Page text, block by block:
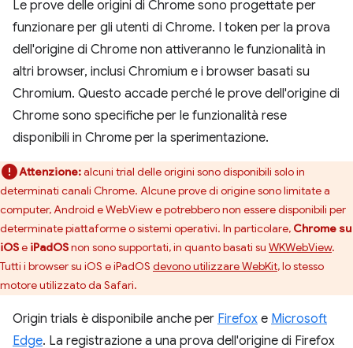
Le prove delle origini di Chrome sono progettate per
funzionare per gli utenti di Chrome. I token per la prova
dell'origine di Chrome non attiveranno le funzionalità in
altri browser, inclusi Chromium e i browser basati su
Chromium. Questo accade perché le prove dell'origine di
Chrome sono specifiche per le funzionalità rese
disponibili in Chrome per la sperimentazione.
Attenzione:alcuni trial delle origini sono disponibili solo in
determinati canali Chrome. Alcune prove di origine sono limitate a
computer, Android e WebView e potrebbero non essere disponibili per
determinate piattaforme o sistemi operativi. In particolare, Chrome su
iOSe iPadOSnon sono supportati, in quanto basati su WKWebView.
Tutti i browser su iOS e iPadOS devono utilizzare WebKit, lo stesso
motore utilizzato da Safari.
Origin trials è disponibile anche per Firefox e Microsoft
Edge. La registrazione a una prova dell'origine di Firefox